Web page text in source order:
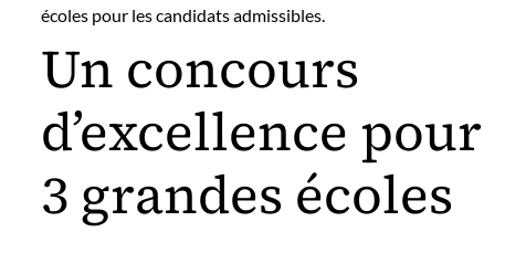
écoles pour les candidats admissibles.
Un concours
d’excellence pour
3 grandes écoles